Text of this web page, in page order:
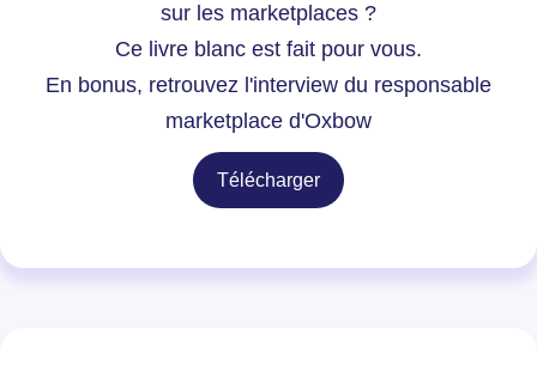
sur les marketplaces ?
Ce livre blanc est fait pour vous.
En bonus, retrouvez l'interview du responsable
marketplace d'Oxbow
Télécharger